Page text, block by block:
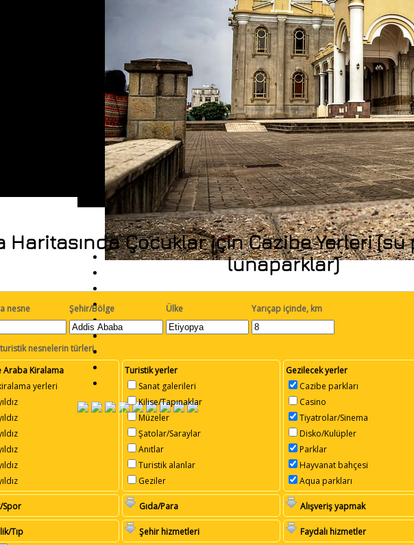
Haritasında Çocuklar için Cazibe Yerleri
lunaparklar)
nesne Şehir/Bölge Ülke Yarıçap içinde, km
nesnelerin türleri
Araba Kiralama
yerleri
Turistik yerler
Sanat galerileri
Kilise/Tapınaklar
Müzeler
Şatolar/Saraylar
Anıtlar
Turistik alanlar
Geziler
Gezilecek yerler
Cazibe parkları
Casino
Tiyatrolar/Sinema
Disko/Kulüpler
Parklar
Hayvanat bahçesi
Aqua parkları
Spor Gıda/Para Alışveriş yapmak
Tıp Şehir hizmetleri Faydalı hizmetler